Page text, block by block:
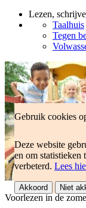
Gebruik cookies
Deze website
en om statistieken
verbeterd. Lees
Akkoord Niet
Lezen,
Taalhuis
Tegen
Voorlezen in de